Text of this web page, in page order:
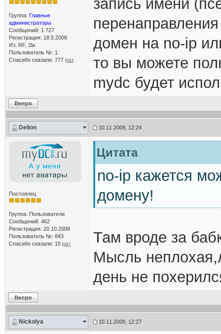
Группа: Главные
администраторы
Сообщений: 1 727
Регистрация: 18.5.2008
Из: RF, 2la
Пользователь №: 1
Спасибо сказали: 777 раз
запись имени
домен на no-ip
то вы можете
mydc будет
Delion 10.11.2008, 12:24
Постоялец
Группа: Пользователи
Сообщений: 462
Регистрация: 20.10.2008
Пользователь №: 843
Спасибо сказали: 15 раз
Цитата
no-ip кажется
домену!
Там вроде за
Мысль
день не
Nickolya 10.11.2008, 12:27